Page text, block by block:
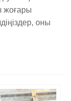
жоғары
оны